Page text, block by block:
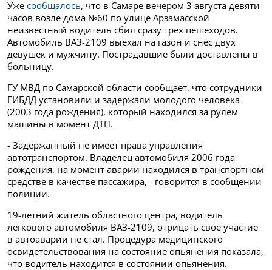
Уже сообщалось, что в Самаре вечером 3 августа девяти
часов возле дома №60 по улице Арзамасской
неизвестный водитель сбил сразу трех пешеходов.
Автомобиль ВАЗ-2109 выехал на газон и снес двух
девушек и мужчину. Пострадавшие были доставлены в
больницу.
ГУ МВД по Самарской области сообщает, что сотрудники
ГИБДД установили и задержали молодого человека
(2003 года рождения), который находился за рулем
машины в момент ДТП.
- Задержанный не имеет права управления
автотранспортом. Владелец автомобиля 2006 года
рождения, на момент аварии находился в транспортном
средстве в качестве пассажира, - говорится в сообщении
полиции.
19-летний житель областного центра, водитель
легкового автомобиля ВАЗ-2109, отрицать свое участие
в автоаварии не стал. Процедура медицинского
освидетельствования на состояние опьянения показала,
что водитель находится в состоянии опьянения.